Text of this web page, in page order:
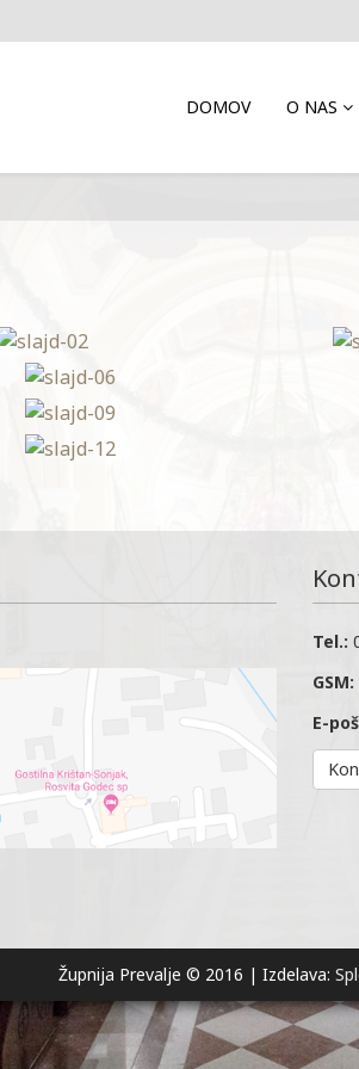
DOMOV O NAS
Tel.:
GSM:
E-
Župnija Prevalje © 2016 | Izdelava: